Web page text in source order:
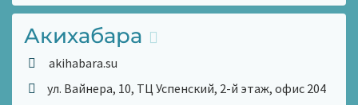
Акихабара
akihabara.su
ул. Вайнера, 10, ТЦ Успенский, 2-й этаж, офис 204